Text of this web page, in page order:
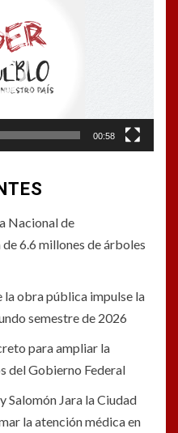
00:58
Nacional de
6.6 millones de árboles
la obra pública impulse la
semestre de 2026
para ampliar la
del Gobierno Federal
Salomón Jara la Ciudad
la atención médica en